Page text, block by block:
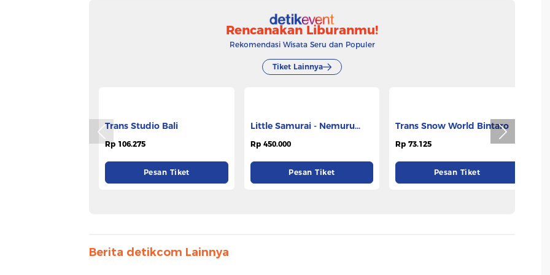
Rencanakan Liburanmu!
Rekomendasi Wisata Seru dan Populer
Tiket Lainnya
Trans Studio Bali
Rp 106.275
Pesan Tiket
Little Samurai - Nemuru
Rp 450.000
Pesan Tiket
Trans Snow World Bintaro
Rp 73.125
Pesan Tiket
Berita detikcom Lainnya